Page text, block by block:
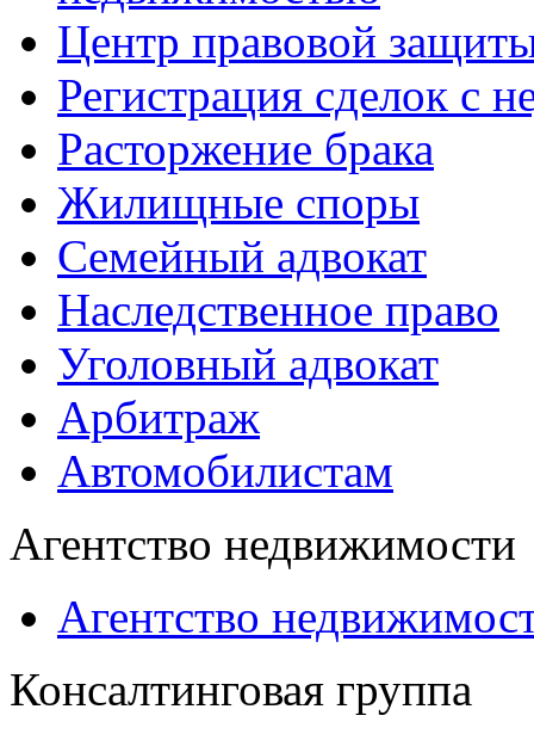
Центр правовой
Регистрация сделок с
Расторжение брака
Жилищные споры
Семейный адвокат
Наследственное право
Уголовный адвокат
Арбитраж
Автомобилистам
Агентство недвижимости
Агентство
Консалтинговая группа